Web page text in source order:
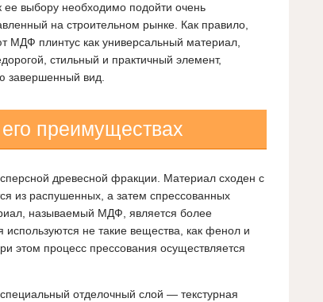
ее выбору необходимо подойти очень
на строительном рынке. Как правило,
МДФ плинтус как универсальный материал,
стильный и практичный элемент,
завершенный вид.
преимуществах
древесной фракции. Материал сходен с
из распушенных, а затем спрессованных
называемый МДФ, является более
используются не такие вещества, как фенол и
этом процесс прессования осуществляется
отделочный слой — текстурная